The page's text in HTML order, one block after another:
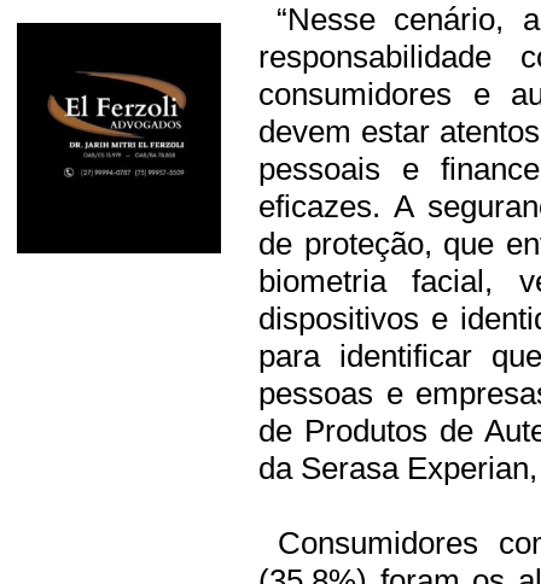
“Nesse cenário,
responsabilidade
consumidores e
devem estar
pessoais e
eficazes. A
de proteção, que
biometria facial,
dispositivos e
para identificar
pessoas e
de Produtos de
da Serasa
Consumidores